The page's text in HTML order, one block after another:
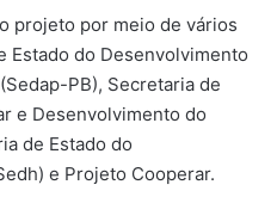
projeto por meio de vários
Estado do Desenvolvimento
PB), Secretaria de
e Desenvolvimento do
de Estado do
e Projeto Cooperar.